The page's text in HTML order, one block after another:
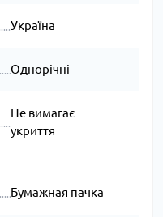
Україна
Однорічні
Не вимагає
укриття
Бумажная пачка